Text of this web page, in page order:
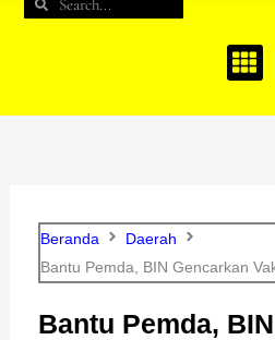
Beranda
Daerah
Bantu Pemda, BIN Gencarkan
Bantu Pemda,